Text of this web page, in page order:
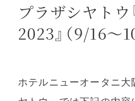
プラザシヤト
2023』（9/16～
ホテルニューオータニ